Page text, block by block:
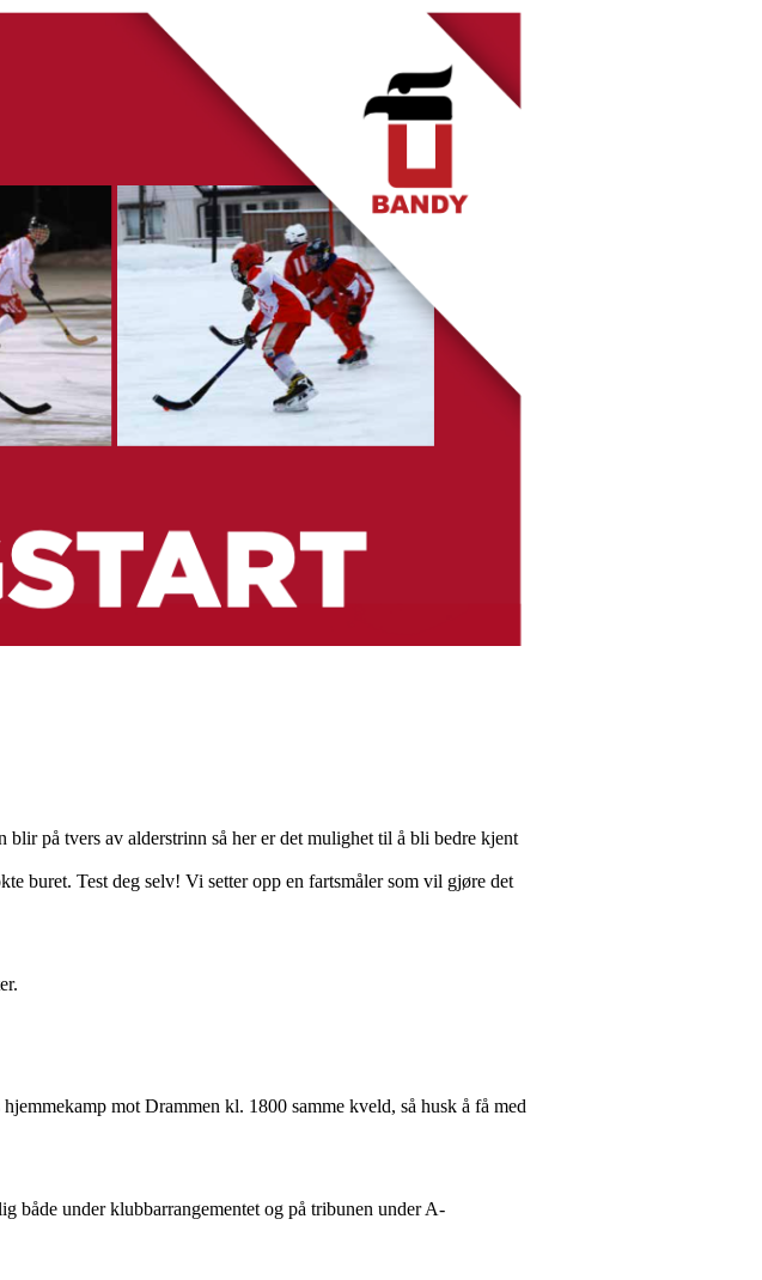
på tvers av alderstrinn så her er det mulighet til å bli bedre kjent
buret. Test deg selv! Vi setter opp en fartsmåler som vil gjøre det
mot Drammen kl. 1800 samme kveld, så husk å få med
både under klubbarrangementet og på tribunen under A-